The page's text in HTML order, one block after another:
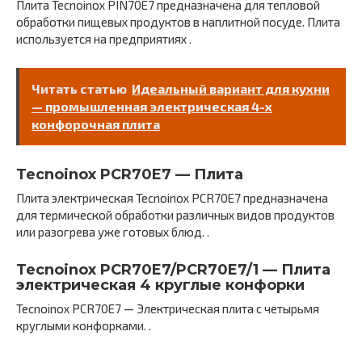
Плита Tecnoinox PIN70E7 предназначена для тепловой
обработки пищевых продуктов в наплитной посуде. Плита
используется на предприятиях .
Читать статью Идеальный вариант для кухни
— промышленная электрическая 4-х
конфорочная плита
Tecnoinox PCR70E7 — Плита
Плита электрическая Tecnoinox PCR70E7 предназначена
для термической обработки различных видов продуктов
или разогрева уже готовых блюд. .
Tecnoinox PCR70E7/PCR70E7/1 — Плита
электрическая 4 круглые конфорки
Tecnoinox PCR70E7 — Электрическая плита с четырьмя
круглыми конфорками. .